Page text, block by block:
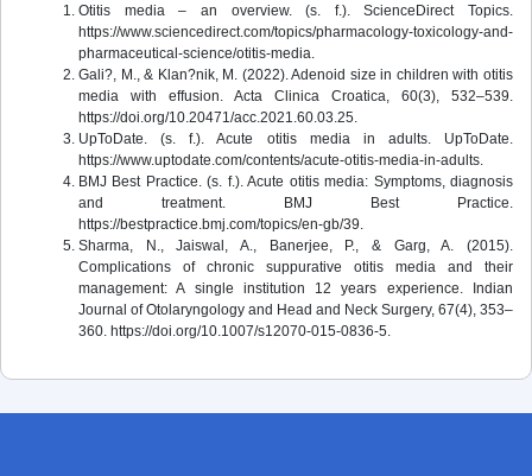
Otitis media – an overview. (s. f.). ScienceDirect Topics.
https://www.sciencedirect.com/topics/pharmacology-toxicology-and-
pharmaceutical-science/otitis-media.
Gali?, M., & Klan?nik, M. (2022). Adenoid size in children with otitis
media with effusion. Acta Clinica Croatica, 60(3), 532–539.
https://doi.org/10.20471/acc.2021.60.03.25.
UpToDate. (s. f.). Acute otitis media in adults. UpToDate.
https://www.uptodate.com/contents/acute-otitis-media-in-adults.
BMJ Best Practice. (s. f.). Acute otitis media: Symptoms, diagnosis
and treatment. BMJ Best Practice.
https://bestpractice.bmj.com/topics/en-gb/39.
Sharma, N., Jaiswal, A., Banerjee, P., & Garg, A. (2015).
Complications of chronic suppurative otitis media and their
management: A single institution 12 years experience. Indian
Journal of Otolaryngology and Head and Neck Surgery, 67(4), 353–
360. https://doi.org/10.1007/s12070-015-0836-5.